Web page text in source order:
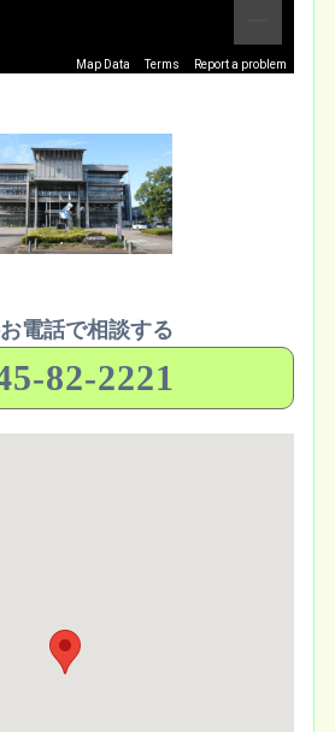
Map Data Terms Report a problem
電話で相談する
82-2221